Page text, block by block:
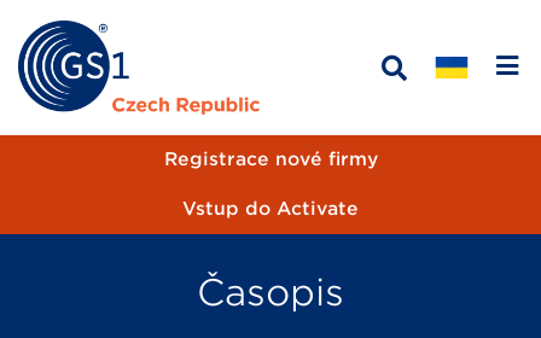
Registrace nové firmy
Vstup do Activate
Časopis